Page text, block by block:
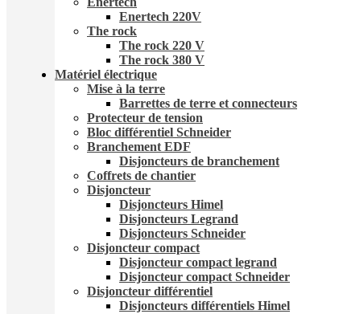
Enertech 220V
The rock
The rock 220 V
The rock 380 V
Matériel électrique
Mise à la terre
Barrettes de terre et connecteurs
Protecteur de tension
Bloc différentiel Schneider
Branchement EDF
Disjoncteurs de branchement
Coffrets de chantier
Disjoncteur
Disjoncteurs Himel
Disjoncteurs Legrand
Disjoncteurs Schneider
Disjoncteur compact
Disjoncteur compact legrand
Disjoncteur compact Schneider
Disjoncteur différentiel
Disjoncteurs différentiels Himel